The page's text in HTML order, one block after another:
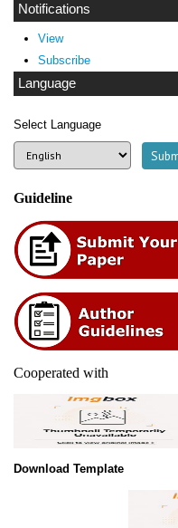
Notifications
View
Subscribe
Language
Select Language
Guideline
Cooperated with
Download Template